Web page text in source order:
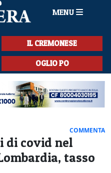
MENU
IL CREMONESE
OGLIO PO
COMMENTA
di covid nel
tasso